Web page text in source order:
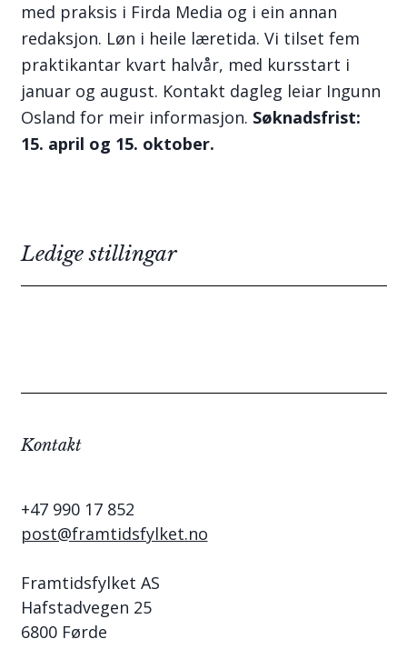
med praksis i Firda Media og i ein annan
redaksjon. Løn i heile læretida. Vi tilset fem
praktikantar kvart halvår, med kursstart i
januar og august. Kontakt dagleg leiar Ingunn
Osland for meir informasjon. Søknadsfrist:
15. april og 15. oktober.
Ledige stillingar
Kontakt
+47 990 17 852
post@framtidsfylket.no
Framtidsfylket AS
Hafstadvegen 25
6800 Førde